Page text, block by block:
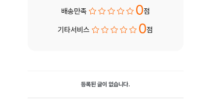
배송만족 0점
기타서비스 0점
등록된 글이 없습니다.